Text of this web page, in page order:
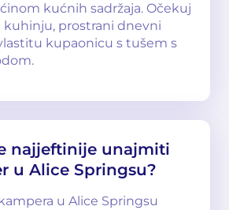
kućnih sadržaja. Očekuj
prostrani dnevni
kupaonicu s tušem s
najjeftinije unajmiti
u Alice Springsu?
u Alice Springsu